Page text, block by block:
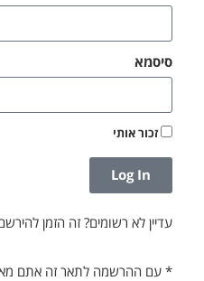
סיסמא
זכור אותי
Log In
עדיין לא רשומים? זה הזמן
* עם ההרשמה לתאר זה אתם